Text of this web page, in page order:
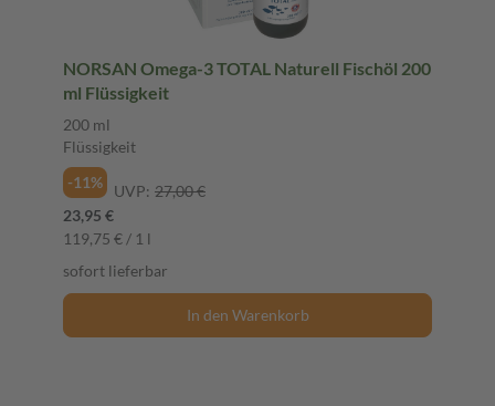
NORSAN Omega-3 TOTAL Naturell Fischöl 200
ml Flüssigkeit
200 ml
Flüssigkeit
-11%
UVP: 27,00 €
23,95 €
119,75 € / 1 l
sofort lieferbar
In den Warenkorb